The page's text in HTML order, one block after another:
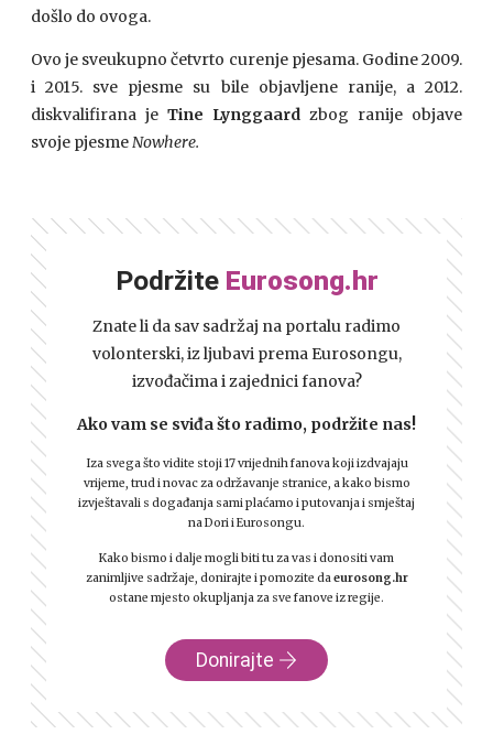
došlo do ovoga.
Ovo je sveukupno četvrto curenje pjesama. Godine 2009.
i 2015. sve pjesme su bile objavljene ranije, a 2012.
diskvalifirana je Tine Lynggaard zbog ranije objave
svoje pjesmeNowhere.
Podržite Eurosong.hr
Znate li da sav sadržaj na portalu radimo
volonterski, iz ljubavi prema Eurosongu,
izvođačima i zajednici fanova?
Ako vam se sviđa što radimo, podržite nas!
Iza svega što vidite stoji 17 vrijednih fanova koji izdvajaju
vrijeme, trud i novac za održavanje stranice, a kako bismo
izvještavali s događanja sami plaćamo i putovanja i smještaj
na Dori i Eurosongu.
Kako bismo i dalje mogli biti tu za vas i donositi vam
zanimljive sadržaje, donirajte i pomozite daeurosong.hr
ostane mjesto okupljanja za sve fanove iz regije.
Donirajte